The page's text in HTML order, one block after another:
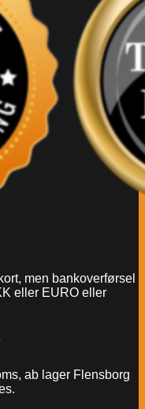
men bankoverførsel
eller EURO eller
ab lager Flensborg